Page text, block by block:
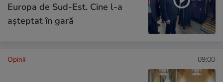
Europa de Sud-Est. Cine l-a
așteptat în gară
Opinii 09:00